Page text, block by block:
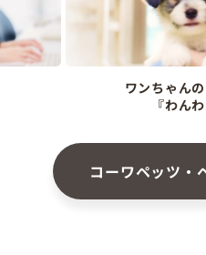
ワンちゃん
『わん
コーワペッツ・